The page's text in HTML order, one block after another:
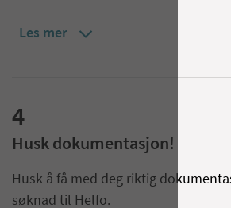
Les mer
4
Husk dokumentasjon!
Husk å få med deg riktig
søknad til Helfo.